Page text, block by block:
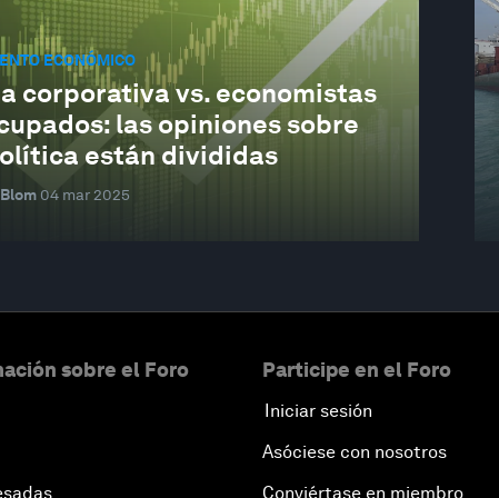
ECONÓMICO
corporativa vs. economistas
las opiniones sobre
están divididas
04 mar 2025
sobre el Foro Participe en el Foro
Iniciar sesión
Asóciese con nosotros
Conviértase en miembro